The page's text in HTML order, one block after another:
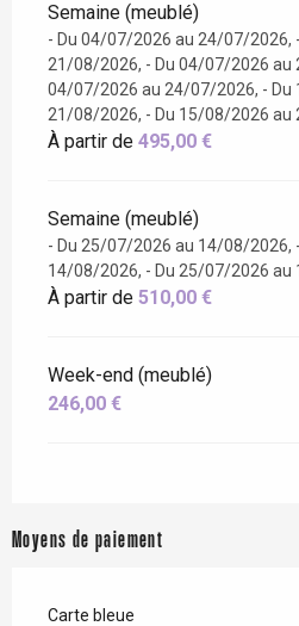
Semaine (meublé)
- Du 04/07/2026 au 24/07/2026,
21/08/2026, - Du 04/07/2026 au
04/07/2026 au 24/07/2026, - Du
21/08/2026, - Du 15/08/2026 au
À partir de 495,00 €
Semaine (meublé)
- Du 25/07/2026 au 14/08/2026,
14/08/2026, - Du 25/07/2026 au
À partir de 510,00 €
Week-end (meublé)
246,00 €
Moyens de paiement
Carte bleue